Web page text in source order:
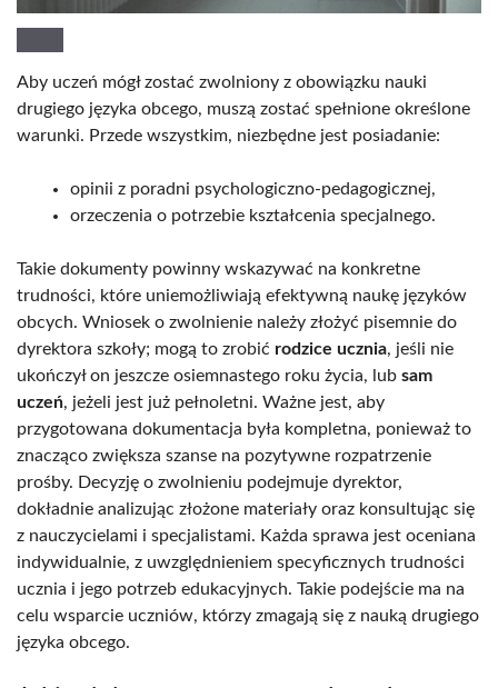
Aby uczeń mógł zostać zwolniony z obowiązku nauki
drugiego języka obcego, muszą zostać spełnione określone
warunki. Przede wszystkim, niezbędne jest posiadanie:
opinii z poradni psychologiczno-pedagogicznej,
orzeczenia o potrzebie kształcenia specjalnego.
Takie dokumenty powinny wskazywać na konkretne
trudności, które uniemożliwiają efektywną naukę języków
obcych. Wniosek o zwolnienie należy złożyć pisemnie do
dyrektora szkoły; mogą to zrobić rodzice ucznia, jeśli nie
ukończył on jeszcze osiemnastego roku życia, lub sam
uczeń, jeżeli jest już pełnoletni. Ważne jest, aby
przygotowana dokumentacja była kompletna, ponieważ to
znacząco zwiększa szanse na pozytywne rozpatrzenie
prośby. Decyzję o zwolnieniu podejmuje dyrektor,
dokładnie analizując złożone materiały oraz konsultując się
z nauczycielami i specjalistami. Każda sprawa jest oceniana
indywidualnie, z uwzględnieniem specyficznych trudności
ucznia i jego potrzeb edukacyjnych. Takie podejście ma na
celu wsparcie uczniów, którzy zmagają się z nauką drugiego
języka obcego.